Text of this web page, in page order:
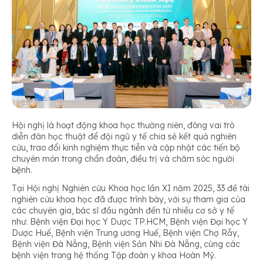
Hội nghị là hoạt động khoa học thường niên, đóng vai trò
diễn đàn học thuật để đội ngũ y tế chia sẻ kết quả nghiên
cứu, trao đổi kinh nghiệm thực tiễn và cập nhật các tiến bộ
chuyên môn trong chẩn đoán, điều trị và chăm sóc người
bệnh.
Tại Hội nghị Nghiên cứu Khoa học lần XI năm 2025, 33 đề tài
nghiên cứu khoa học đã được trình bày, với sự tham gia của
các chuyên gia, bác sĩ đầu ngành đến từ nhiều cơ sở y tế
như: Bệnh viện Đại học Y Dược TP.HCM, Bệnh viện Đại học Y
Dược Huế, Bệnh viện Trung ương Huế, Bệnh viện Chợ Rẫy,
Bệnh viện Đà Nẵng, Bệnh viện Sản Nhi Đà Nẵng, cùng các
bệnh viện trong hệ thống Tập đoàn y khoa Hoàn Mỹ.